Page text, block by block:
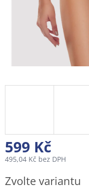
599 Kč
495,04 Kč bez DPH
cena:
Zvolte variantu